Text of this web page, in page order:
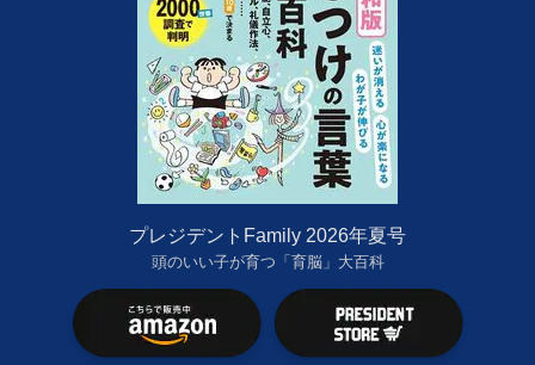
プレジデントFamily 2026年夏号
頭のいい子が育つ「育脳」大百科